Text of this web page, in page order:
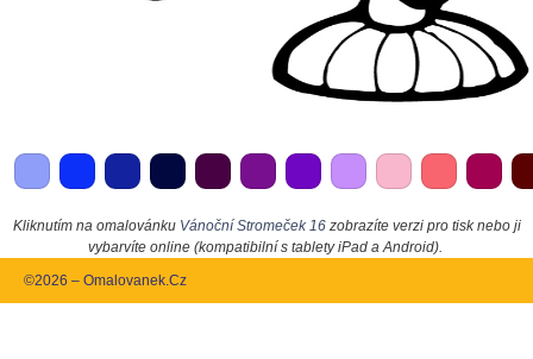
Kliknutím na omalovánku Vánoční Stromeček 16zobrazíte verzi pro tisk nebo ji
vybarvíte online (kompatibilní s tablety iPad a Android).
©2026 – Omalovanek.Cz